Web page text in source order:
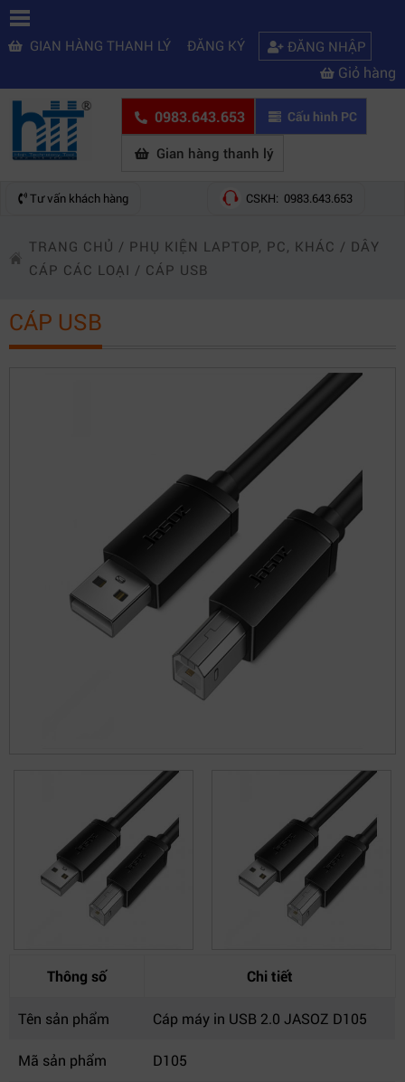
GIAN HÀNG THANH LÝ ĐĂNG KÝ ĐĂNG NHẬP
Giỏ hàng
0983.643.653 Cấu hình PC
Gian hàng thanh lý
Tư vấn khách hàng CSKH: 0983.643.653
TRANG CHỦ / PHỤ KIỆN LAPTOP, PC, KHÁC / DÂY
CÁP CÁC LOẠI / CÁP USB
CÁP USB
Thông số Chi tiết
Tên sản phẩm Cáp máy in USB 2.0 JASOZ D105
Mã sản phẩm D105